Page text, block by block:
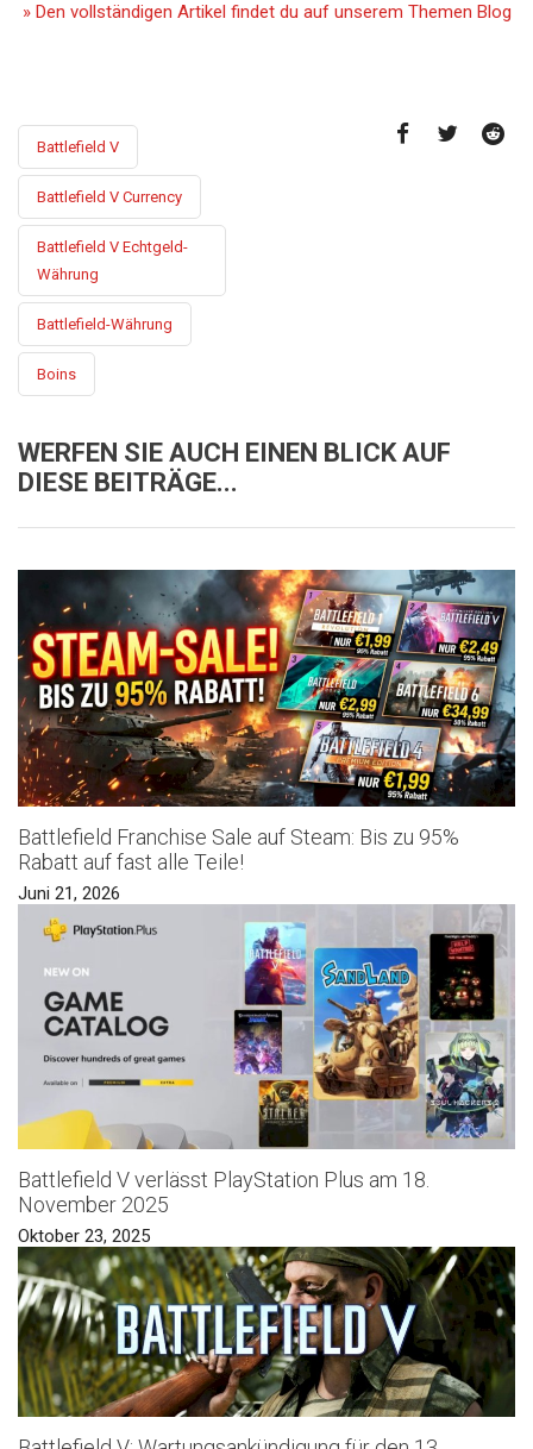
» Den vollständigen Artikel findet du auf unserem Themen Blog
Battlefield V
Battlefield V Currency
Battlefield V Echtgeld-
Währung
Battlefield-Währung
Boins
WERFEN SIE AUCH EINEN BLICK AUF
DIESE BEITRÄGE...
Battlefield Franchise Sale auf Steam: Bis zu 95%
Rabatt auf fast alle Teile!
Juni 21, 2026
Battlefield V verlässt PlayStation Plus am 18.
November 2025
Oktober 23, 2025